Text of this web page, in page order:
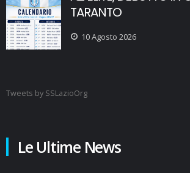
TARANTO
10 Agosto 2026
Tweets by SSLazioOrg
Le Ultime News